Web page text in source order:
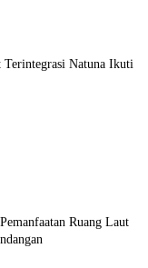
Terintegrasi Natuna Ikuti
Ruang Laut